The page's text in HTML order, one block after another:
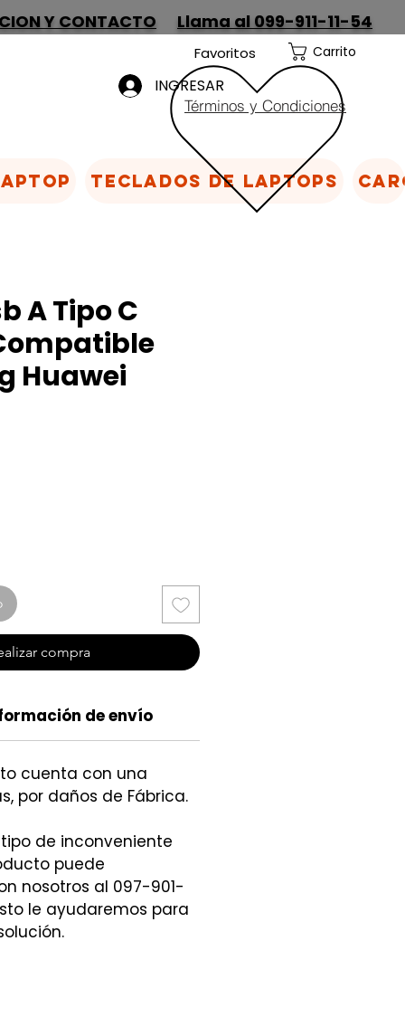
Y CONTACTO Llama al 099-911-11-54
Favoritos Carrito
Términos y Condiciones
INGRESAR
A Tipo C
Huawei
compra
de envío
cuenta con una
por daños de Fábrica.
de inconveniente
puede
nosotros al 097-901-
le ayudaremos para
Teclados de laptops